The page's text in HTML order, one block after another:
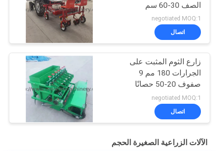
الصف 30-60 سم
negotiated MOQ:1
اتصال
زارع الثوم المثبت على
الجرارات 180 مم 9
صفوف 20-50 حصانًا
متطابقًا
negotiated MOQ:1
اتصال
الآلات الزراعية الصغيرة الحجم